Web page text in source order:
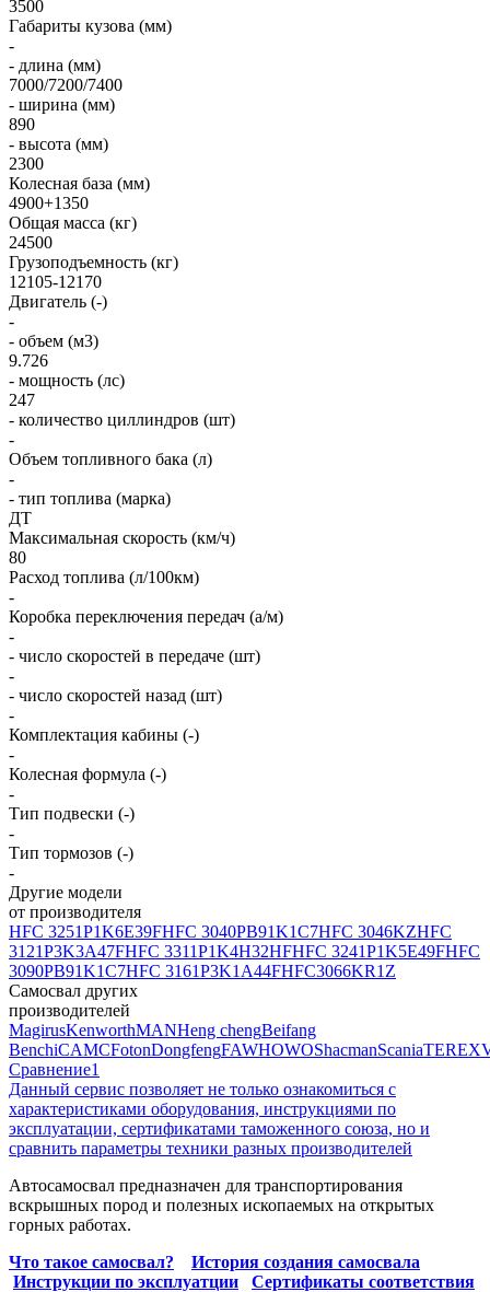
3500
Габариты кузова (мм)
-
- длина (мм)
7000/7200/7400
- ширина (мм)
890
- высота (мм)
2300
Колесная база (мм)
4900+1350
Общая масса (кг)
24500
Грузоподъемность (кг)
12105-12170
Двигатель (-)
-
- объем (м3)
9.726
- мощность (лс)
247
- количество циллиндров (шт)
-
Объем топливного бака (л)
-
- тип топлива (марка)
ДТ
Максимальная скорость (км/ч)
80
Расход топлива (л/100км)
-
Коробка переключения передач (а/м)
-
- число скоростей в передаче (шт)
-
- число скоростей назад (шт)
-
Комплектация кабины (-)
-
Колесная формула (-)
-
Тип подвески (-)
-
Тип тормозов (-)
-
Другие модели
от производителя
HFC 3251P1K6E39FHFC 3040PB91K1C7HFC 3046KZHFC
3121P3K3A47FHFC 3311P1K4H32HFHFC 3241P1K5E49FHFC
3090PB91K1C7HFC 3161P3K1A44FHFC3066KR1Z
Самосвал других
производителей
MagirusKenworthMANHeng chengBeifang
BenchiCAMCFotonDongfengFAWHOWOShacmanScaniaTEREX
Сравнение1
Данный сервис позволяет не только ознакомиться с
характеристиками оборудования, инструкциями по
эксплуатации, сертификатами таможенного союза, но и
сравнить параметры техники разных производителей
Автосамосвал предназначен для транспортирования
вскрышных пород и полезных ископаемых на открытых
горных работах.
Что такое самосвал?
История создания самосвала
Инструкции по эксплуатции
Сертификаты соответствия